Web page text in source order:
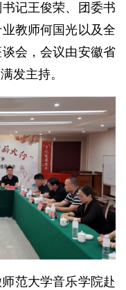
记王俊荣、团委书
教师何国光以及全
会，会议由安徽省
发主持。
范大学音乐学院赴